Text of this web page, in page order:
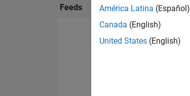
Feeds América Latina (Español)
Canada (English)
United States (English)